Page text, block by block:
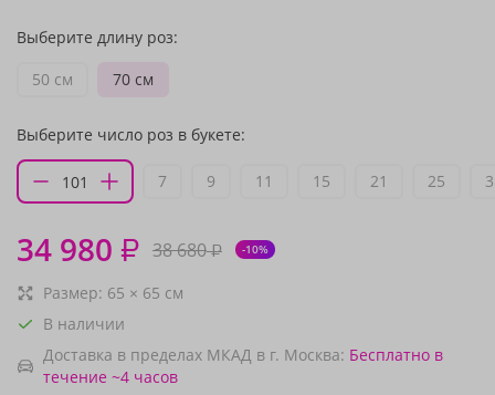
Выберите длину роз:
50 см
70 см
Выберите число роз в букете:
7 9 11 15 21 25
34 980 ₽ 38 680₽ -10%
Размер: 65 × 65 см
В наличии
Доставка в пределах МКАД в г. Москва: Бесплатно в
течение ~4 часов